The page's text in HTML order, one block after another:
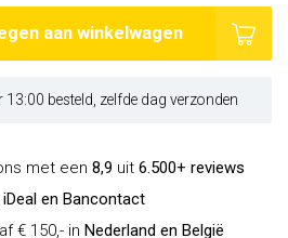
aan winkelwagen
13:00 besteld, zelfde dag verzonden
met een 8,9 uit 6.500+ reviews
iDeal en Bancontact
€ 150,- in Nederland en België